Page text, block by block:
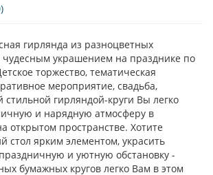
гирлянда из разноцветных
чудесным украшением на празднике по
торжество, тематическая
мероприятие, свадьба,
стильной гирляндой-круги Вы легко
и нарядную атмосферу в
открытом пространстве. Хотите
стол ярким элементом, украсить
и уютную обстановку -
бумажных кругов легко Вам в этом